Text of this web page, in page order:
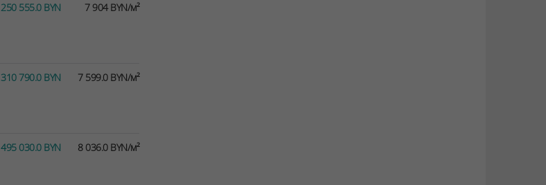
250 555.0 BYN 7 904 BYN/м²
310 790.0 BYN 7 599.0 BYN/м²
495 030.0 BYN 8 036.0 BYN/м²